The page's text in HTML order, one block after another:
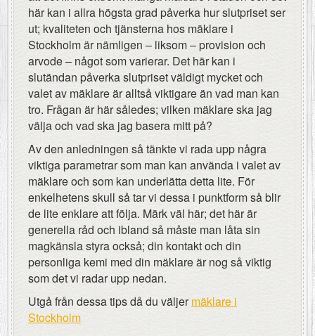
här kan i allra högsta grad påverka hur slutpriset ser
ut; kvaliteten och tjänsterna hos mäklare i
Stockholm är nämligen – liksom – provision och
arvode – något som varierar. Det här kan i
slutändan påverka slutpriset väldigt mycket och
valet av mäklare är alltså viktigare än vad man kan
tro. Frågan är här således; vilken mäklare ska jag
välja och vad ska jag basera mitt på?
Av den anledningen så tänkte vi rada upp några
viktiga parametrar som man kan använda i valet av
mäklare och som kan underlätta detta lite. För
enkelhetens skull så tar vi dessa i punktform så blir
de lite enklare att följa. Märk väl här; det här är
generella råd och ibland så måste man låta sin
magkänsla styra också; din kontakt och din
personliga kemi med din mäklare är nog så viktig
som det vi radar upp nedan.
Utgå från dessa tips då du väljermäklare i
Stockholm